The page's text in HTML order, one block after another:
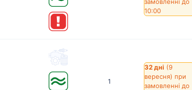
10:00
1
32 дні (9
вересня) при
замовленні до